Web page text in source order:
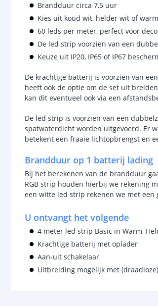
Brandduur circa 7,5 uur
Kies uit koud wit, helder wit of
60 leds per meter, perfect voor
De led strip voorzien van een
Keuze uit IP20, IP65 of IP67
De krachtige batterij is voorzien van
heeft ook de optie om de set uit
kan dit eventueel ook via een
De led strip is voorzien van een
spatwaterdicht worden uitgevoerd. Er
betekent een fraaie lichtopbrengst en
Brandduur op 1 batterij lading
Bij het berekenen van de brandduur
RGB strip houden hierbij we rekening
een witte led strip rekenen we met een
U ontvangt het volgende
4 meter led strip Basic in Warm,
Krachtige batterij met oplader
Aan-uit schakelaar
Uitbreiding mogelijk met